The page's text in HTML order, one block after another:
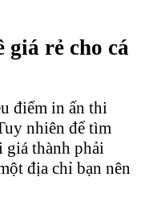
giá rẻ cho cá
điểm in ấn thi
nhiên để tìm
thành phải
địa chỉ bạn nên